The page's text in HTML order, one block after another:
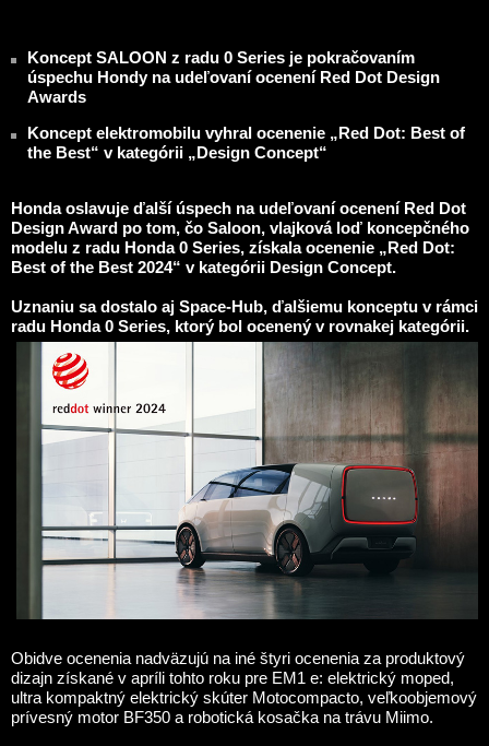
Koncept SALOON z radu 0 Series je pokračovaním
úspechu Hondy na udeľovaní ocenení Red Dot Design
Awards
Koncept elektromobilu vyhral ocenenie „Red Dot: Best of
the Best“ v kategórii „Design Concept“
Honda oslavuje ďalší úspech na udeľovaní ocenení Red Dot
Design Award po tom, čo Saloon, vlajková loď koncepčného
modelu z radu Honda 0 Series, získala ocenenie „Red Dot:
Best of the Best 2024“ v kategórii Design Concept.
Uznaniu sa dostalo aj Space-Hub, ďalšiemu konceptu v rámci
radu Honda 0 Series, ktorý bol ocenený v rovnakej kategórii.
Obidve ocenenia nadväzujú na iné štyri ocenenia za produktový
dizajn získané v apríli tohto roku pre EM1 e: elektrický moped,
ultra kompaktný elektrický skúter Motocompacto, veľkoobjemový
prívesný motor BF350 a robotická kosačka na trávu Miimo.